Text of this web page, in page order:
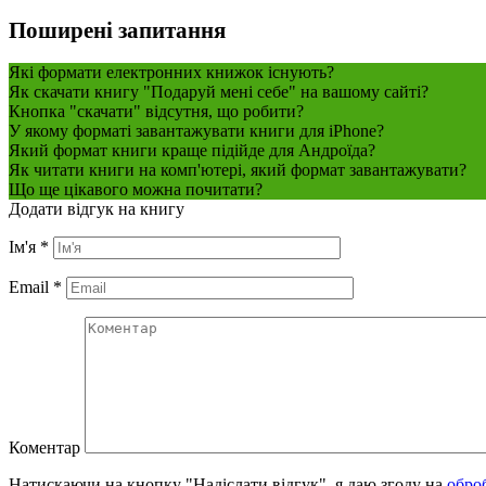
Поширені запитання
Які формати електронних книжок існують?
Як скачати книгу "Подаруй мені себе" на вашому сайті?
Кнопка "скачати" відсутня, що робити?
У якому форматі завантажувати книги для iPhone?
Який формат книги краще підійде для Андроїда?
Як читати книги на комп'ютері, який формат завантажувати?
Що ще цікавого можна почитати?
Додати відгук на книгу
Ім'я *
Email *
Коментар